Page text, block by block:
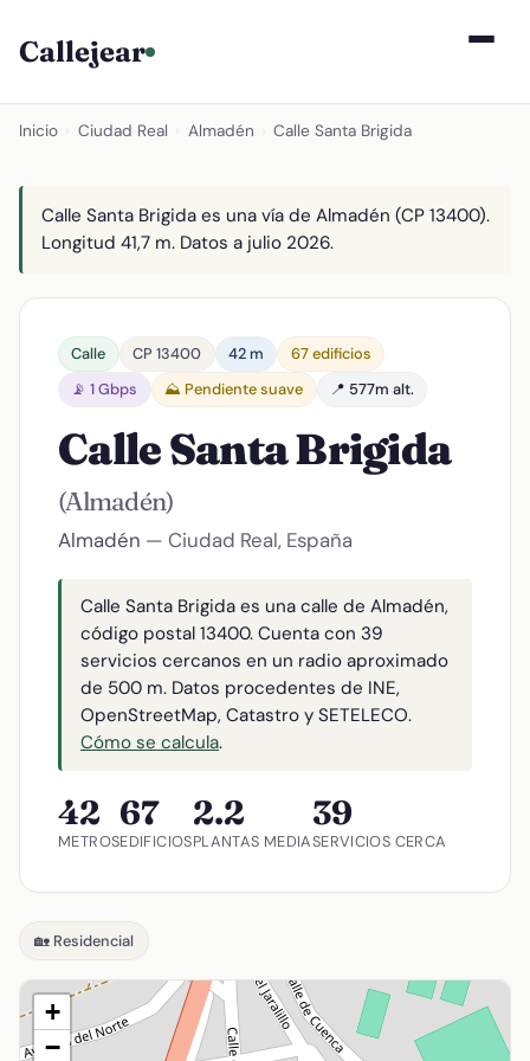
Callejear
Inicio Ciudad Real Almadén Calle Santa Brigida
Calle Santa Brigida es una vía de Almadén (CP 13400).
Longitud 41,7 m. Datos a julio 2026.
Calle CP 13400 42 m
67 edificios
📡 1 Gbps
⛰️ Pendiente suave 📍 577m alt.
Calle Santa Brigida
(Almadén)
Almadén — Ciudad Real, España
Calle Santa Brigida es una calle de Almadén,
código postal 13400. Cuenta con 39
servicios cercanos en un radio aproximado
de 500 m. Datos procedentes de INE,
OpenStreetMap, Catastro y SETELECO.
Cómo se calcula.
42
METROS
67
EDIFICIOS
2.2
PLANTAS MEDIA
39
SERVICIOS CERCA
🏡 Residencial
+
−